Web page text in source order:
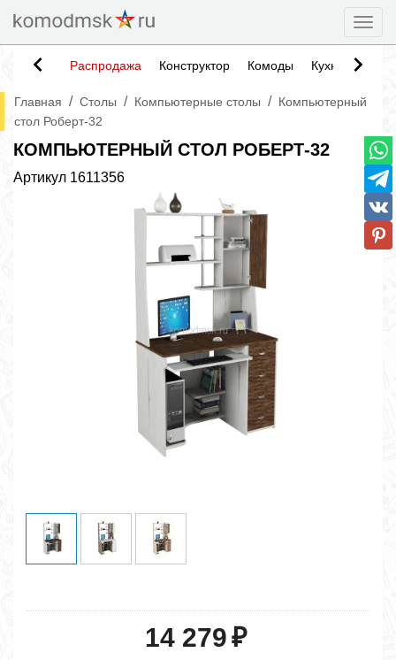
Распродажа Конструктор Комоды Кухни
Главная / Столы / Компьютерные столы / Компьютерный
стол Роберт-32
КОМПЬЮТЕРНЫЙ СТОЛ РОБЕРТ-32
Артикул 1611356
14 279₽